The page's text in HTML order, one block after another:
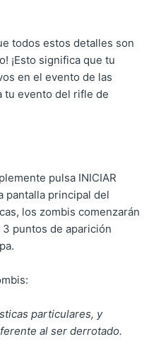
todos estos detalles son
¡Esto significa que tu
en el evento de las
tu evento del rifle de
pulsa INICIAR
pantalla principal del
los zombis comenzarán
puntos de aparición
particulares, y
al ser derrotado.